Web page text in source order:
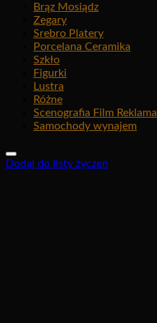
Brąz Mosiądz
Zegary
Srebro Platery
Porcelana Ceramika
Szkło
Figurki
Lustra
Różne
Scenografia Film Reklama
Samochody wynajem
Dodaj do listy życzeń